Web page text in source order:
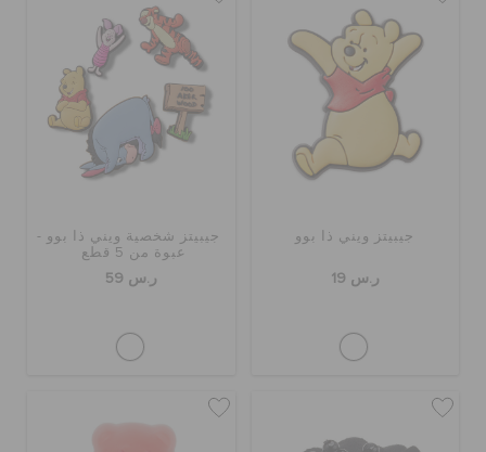
جيبيتز ويني ذا بوو
ر.س 19
جيبيتز شخصية ويني ذا بوو -
عبوة من 5 قطع
ر.س 59